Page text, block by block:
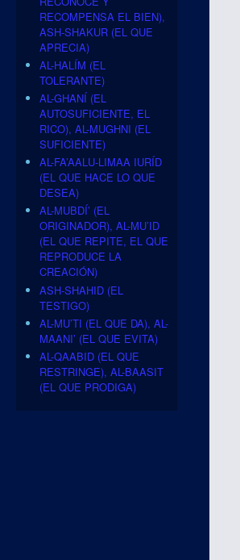
RECOMPENSA EL BIEN),
ASH-SHAKUR (EL QUE
APRECIA)
AL-HALÍM (EL
TOLERANTE)
AL-GHANÍ (EL
AUTOSUFICIENTE, EL
RICO), AL-MUGHNI (EL
SUFICIENTE)
AL-FA’AALU-LIMAA IURÍD
(EL QUE HACE LO QUE
DESEA)
AL-MUBDÍ’ (EL
ORIGINADOR), AL-MU’ID
(EL QUE REPITE, EL QUE
REPRODUCE LA
CREACIÓN)
ASH-SHAHID (EL
TESTIGO)
AL-MU’TI (EL QUE DA), AL-
MAANI’ (EL QUE EVITA)
AL-QAABID (EL QUE
RESTRINGE), AL-BAASIT
(EL QUE PRODIGA)